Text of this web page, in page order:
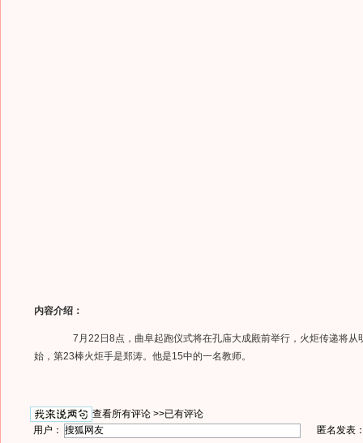
内容介绍：
7月22日8点，曲阜起跑仪式将在孔庙大成殿前举行，火炬传递将从
始，第23棒火炬手是郑涛。他是15中的一名教师。
查看所有评论 >>已有评论
用户：
匿名发表